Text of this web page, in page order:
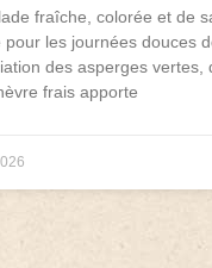
fraîche, colorée et de
pour les journées douces
des asperges vertes,
frais apporte